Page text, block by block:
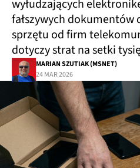
fałszywych dokumentów
sprzętu od firm
dotyczy strat na setki
MARIAN SZUTIAK (MSNET)
24 MAR 2026